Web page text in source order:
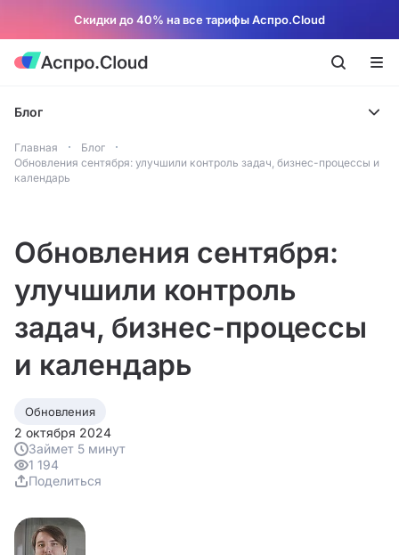
Скидки до 40% на все тарифы Аспро.Cloud
Блог
Главная
Блог
Обновления сентября: улучшили контроль задач, бизнес-процессы и
календарь
Обновления сентября:
улучшили контроль
задач, бизнес-процессы
и календарь
Обновления
2 октября 2024
Займет 5 минут
1 194
Поделиться